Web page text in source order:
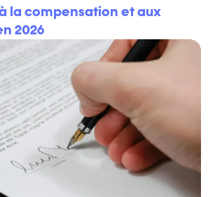
la compensation et aux
2026